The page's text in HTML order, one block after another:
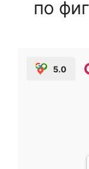
по
5.0